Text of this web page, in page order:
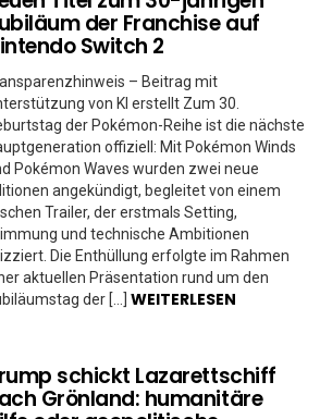
der Franchise auf
Switch 2
– Beitrag mit
von KI erstellt Zum 30.
der Pokémon-Reihe ist die nächste
offiziell: Mit Pokémon Winds
Pokémon Waves wurden zwei neue
angekündigt, begleitet von einem
Trailer, der erstmals Setting,
und technische Ambitionen
Die Enthüllung erfolgte im Rahmen
aktuellen Präsentation rund um den
der […] WEITERLESEN
schickt Lazarettschiff
Grönland: humanitäre